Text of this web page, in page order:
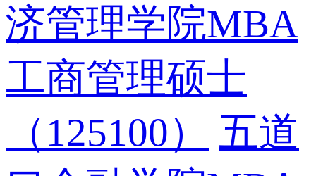
济管理学院MBA
工商管理硕士
（125100）
五道